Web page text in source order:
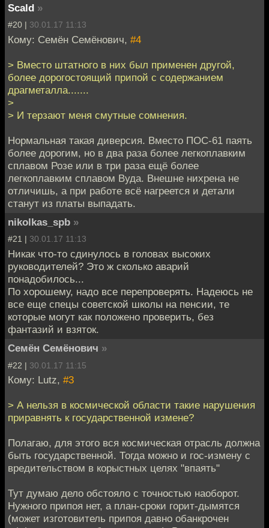
Scald »
#20 | 30.01.17 11:13
Кому: Семён Семёнович, #4
> Вместо штатного в них был применен другой,
более дорогостоящий припой с содержанием
драгметалла.......
>
> И терзают меня смутные сомнения.
Нормальная такая диверсия. Вместо ПОС-61 паять
более дорогим, но в два раза более легкоплавким
сплавом Розе или в три раза ещё более
легкоплавким сплавом Вуда. Внешне нихрена не
отличишь, а при работе всё нагреется и детали
станут из платы выпадать.
nikolkas_spb »
#21 | 30.01.17 11:13
Никак что-то сдинулось в головах высоких
руководителей? Это ж сколько аварий
понадобилось...
По хорошему, надо все перепроверять. Надеюсь не
все еще спецы советской школы на пенсии, те
которые могут как положено проверить, без
фантазий и взяток.
Семён Семёнович »
#22 | 30.01.17 11:15
Кому: Lutz, #3
> А нельзя в космической области такие нарушения
приравнять к государственной измене?
Полагаю, для этого вся космическая отрасль должна
быть государственной. Тогда можно и гос-измену с
вредительством в корыстных целях "впаять"
Тут думаю дело обстояло с точностью наоборот.
Нужного припоя нет, а план-сроки горит-дымятся
(может изготовитель припоя давно обанкрочен